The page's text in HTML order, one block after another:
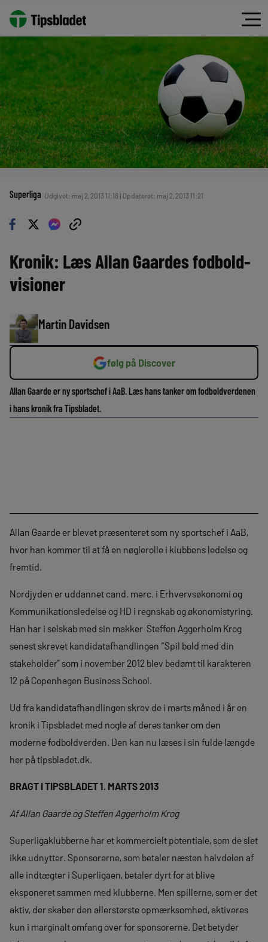
Superliga Udgivet: maj 2, 2013 11:18 | Opdateret: maj 2, 2013 11:21
Kronik: Læs Allan Gaardes fodbold-
visioner
Martin Davidsen
følg på Discover
Allan Gaarde er ny sportschef i AaB. Læs hans tanker om fodboldverdenen
i hans kronik fra Tipsbladet.
Allan Gaarde er blevet præsenteret som ny sportschef i AaB,
hvor han kommer til at få en nøglerolle i klubbens ledelse og
fremtid.
Nordjyden er uddannet cand. merc. i Erhvervsøkonomi og
Kommunikationsledelse og HD i regnskab og økonomistyring.
Han har i selskab med sin makker Steffen Aggerholm Krog
senest skrevet kandidatafhandlingen “Spil bold med din
stakeholder” som i november 2012 blev bedømt til karakteren
12 på Copenhagen Business School.
Ud fra kandidatafhandlingen skrev de i marts måned i år en
kronik i Tipsbladet med nogle af deres tanker om den
moderne fodboldverden. Den kan nu læses i sin fulde længde
her på tipsbladet.dk.
BRAGT I TIPSBLADET 1. MARTS 2013
Af Allan Gaarde og Steffen Aggerholm Krog
Superligaklubberne har et kommercielt potentiale, som de slet
ikke udnytter. Sponsorerne, som betaler næsten halvdelen af
alle indtægter i Superligaen, betaler dyrt for at blive
eksponeret sammen med klubberne. Men spillerne, som er det
aktiv, der skaber den allerstørste opmærksomhed, aktiveres
kun i marginalt omfang over for sponsorerne. Det betyder